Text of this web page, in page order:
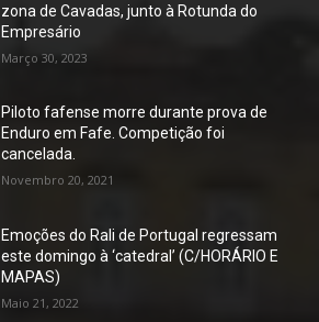
zona de Cavadas, junto à Rotunda do
Empresário
Março 30, 2023
Piloto fafense morre durante prova de
Enduro em Fafe. Competição foi
cancelada.
Novembro 20, 2021
Emoções do Rali de Portugal regressam
este domingo à ‘catedral’ (C/HORÁRIO E
MAPAS)
Maio 21, 2022